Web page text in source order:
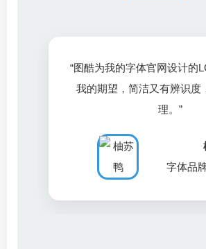
“图酷为我的字体官网设计的
我的期望，简洁又有辨识度
理。”
字体品